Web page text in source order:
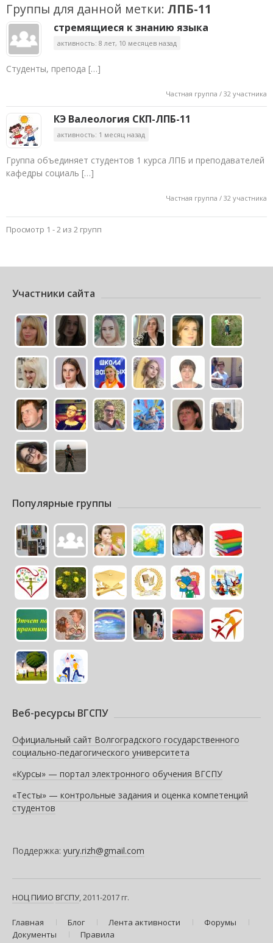
Группы для данной метки: ЛПБ-11
стремящиеся к знанию языка
активность: 8 лет, 10 месяцев назад
Студенты, препода […]
Частная группа / 32 участника
КЭ Валеология СКП-ЛПБ-11
активность: 1 месяц назад
Группа объединяет студентов 1 курса ЛПБ и преподавателей
кафедры социаль […]
Частная группа / 32 участника
Просмотр 1 - 2 из 2 групп
Участники сайта
Популярные группы
Веб-ресурсы ВГСПУ
Официальный сайт Волгоградского государственного
социально-педагогического университета
«Курсы» — портал электронного обучения ВГСПУ
«Тесты» — контрольные задания и оценка компетенций
студентов
Поддержка: yury.rizh@gmail.com
НОЦ ПИИО ВГСПУ, 2011-2017 гг.
Главная Блог Лента активности
Форумы
Документы
Правила